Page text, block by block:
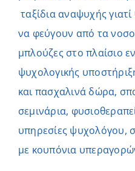
ταξίδια αναψυχής
να φεύγουν από τα
μπλούζες στο πλαίσιο
ψυχολογικής
και πασχαλινά δώρα,
σεμινάρια,
υπηρεσίες ψυχολόγου,
με κουπόνια